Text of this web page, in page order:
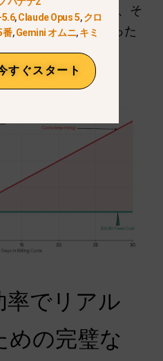
てスクリプトを書き、そ
ジェネレーター まった
率でリアル
めの完璧な
5.6,Claude Opus 5,クロ
番,Gemini オムニ,キミ
すぐスタート